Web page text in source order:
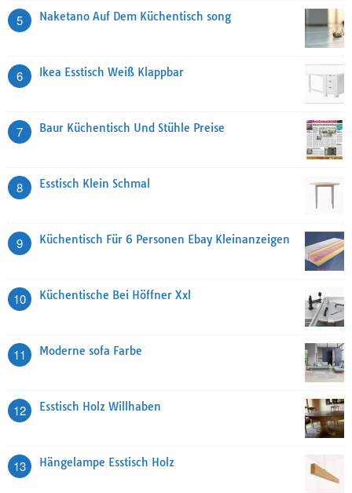
5 Naketano Auf Dem Küchentisch song
6 Ikea Esstisch Weiß Klappbar
7 Baur Küchentisch Und Stühle Preise
8 Esstisch Klein Schmal
9 Küchentisch Für 6 Personen Ebay Kleinanzeigen
10 Küchentische Bei Höffner Xxl
11 Moderne sofa Farbe
12 Esstisch Holz Willhaben
13 Hängelampe Esstisch Holz